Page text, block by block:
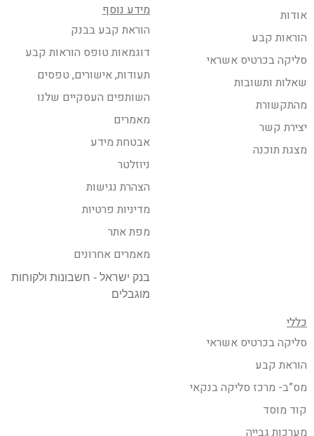
אודות
הוראות קבע
סליקה בכרטיס אשראי
שאלות ותשובות
מהתקשורת
יצירת קשר
מצגת תוכנה
מידע נוסף
הוראת קבע בבנק
דוגמאות טופס הוראות קבע
תעודות, אישורים, טפסים
השותפים העסקיים שלנו
מאמרים
אבטחת מידע
ניוזלטר
הצהרת נגישות
מדיניות פרטיות
מפת אתר
מאמרים אחרונים
בנק ישראל - חשבונות ולקוחות
מוגבלים
כללי
סליקה בכרטיס אשראי
הוראת קבע
מס”ב- מרכז סליקה בנקאי
קוד מוסד
מערכות גבייה